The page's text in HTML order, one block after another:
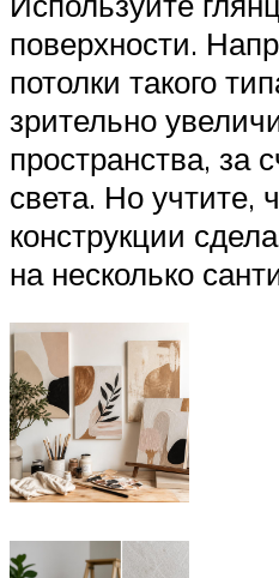
поверхности.
потолки такого
зрительно
пространства, за
света. Но учтите,
конструкции
на несколько